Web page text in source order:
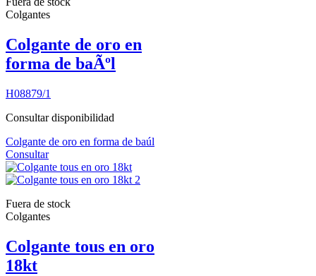
Colgantes
Colgante de oro en
forma de baÃºl
H08879/1
Consultar disponibilidad
Colgante de oro en forma de baúl
Consultar
Fuera de stock
Colgantes
Colgante tous en oro
18kt